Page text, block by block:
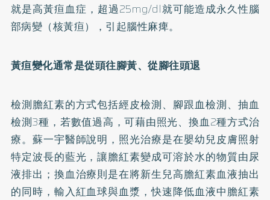
就是高黃疸血症，超過25mg/dl就可能造成永久性腦
部病變（核黃疸），引起腦性麻痺。
黃疸變化通常是從頭往腳黃、從腳往頭退
檢測膽紅素的方式包括經皮檢測、腳跟血檢測、抽血
檢測3種，若數值過高，可藉由照光、換血2種方式治
療。蘇一宇醫師說明，照光治療是在嬰幼兒皮膚照射
特定波長的藍光，讓膽紅素變成可溶於水的物質由尿
液排出；換血治療則是在將新生兒高膽紅素血液抽出
的同時，輸入紅血球與血漿，快速降低血液中膽紅素